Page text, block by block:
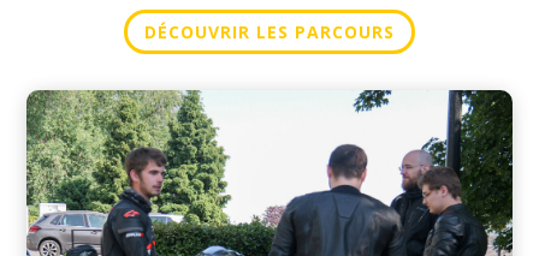
DÉCOUVRIR LES PARCOURS